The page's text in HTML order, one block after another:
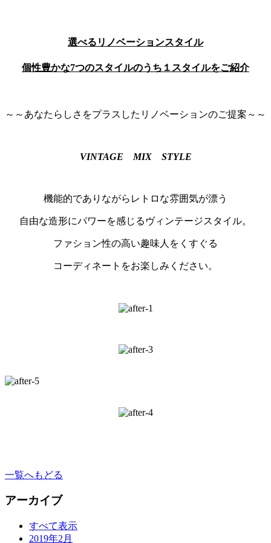
選べるリノベーションスタイル
個性豊かな7つのスタイルのうち１スタイルをご紹介
～～あなたらしさをプラスしたリノベーションのご提案～～
VINTAGE MIX STYLE
機能的でありながらレトロな雰囲気が漂う
自由な造形にパワーを感じるヴィンテージスタイル。
ファション性の高い趣味人をくすぐる
コーディネートをお楽しみください。
一覧へもどる
アーカイブ
すべて表示
2019年2月